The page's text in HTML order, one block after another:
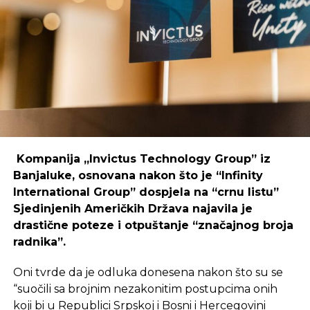
Primjer mostarskog CodeHuba pokazuje da
coworking prostori mogu uspješno djelovati i u
regijama koje nisu urbani centri, ali zahtijeva
podršku i ulaganja koja će omogućiti dugoročnu
održivost ovakvih inicijativa.
Ulaganje u coworking prostor u Čapljini moglo bi
postati ključan korak prema stvaranju napredne
poslovne klime, privlačenju novih profesionalaca te
nove projekte i lokalnu ekonomiju.
Kompanija „Invictus Technology Group” iz
Banjaluke, osnovana nakon što je “Infinity
International Group” dospjela na “crnu listu”
Sjedinjenih Američkih Država najavila je
drastične poteze i otpuštanje “značajnog broja
radnika”.
Oni tvrde da je odluka donesena nakon što su se
“suočili sa brojnim nezakonitim postupcima onih
koji bi u Republici Srpskoj i Bosni i Hercegovini